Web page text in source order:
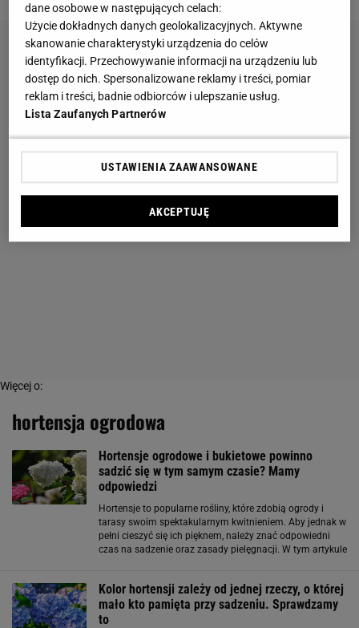
Więcej o:
hortensja ogrodowa
Hortensje ogrodowe i bukietowe powinno
sadzić się w tym samym czasie? Mamy
odpowiedzi
Hortensje to popularne rośliny, które zdobią ogrody i
tarasy swoim spektakularnym kwitnieniem. Aby jednak w
pełni cieszyć się ich pięknem, należy znać odpowiedni
czas na sadzenie oraz zasady pielęgnacji. W tym artykule
Kolor hortensji zależy od jednej rzeczy, o której
mało kto pamięta przy sadzeniu. Sprawdzamy
to
dane osobowe w następujących celach:
Użycie dokładnych danych geolokalizacyjnych. Aktywne
skanowanie charakterystyki urządzenia do celów
identyfikacji. Przechowywanie informacji na urządzeniu lub
dostęp do nich. Spersonalizowane reklamy i treści, pomiar
reklam i treści, badnie odbiorców i ulepszanie usług.
Lista Zaufanych Partnerów
USTAWIENIA ZAAWANSOWANE
AKCEPTUJĘ